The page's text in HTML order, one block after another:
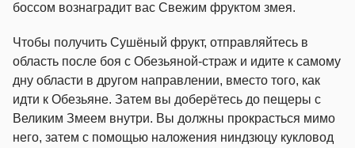
боссом вознаградит вас Свежим фруктом змея.
Чтобы получить Сушёный фрукт, отправляйтесь в
область после боя с Обезьяной-страж и идите к самому
дну области в другом направлении, вместо того, как
идти к Обезьяне. Затем вы доберётесь до пещеры с
Великим Змеем внутри. Вы должны прокрасться мимо
него, затем с помощью наложения ниндзюцу кукловод